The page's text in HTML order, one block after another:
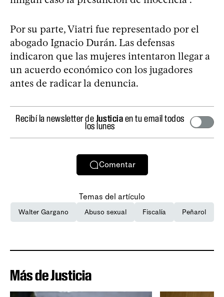
Por su parte, Viatri fue representado por el
abogado Ignacio Durán. Las defensas
indicaron que las mujeres intentaron llegar a
un acuerdo económico con los jugadores
antes de radicar la denuncia. ​
Recibí la newsletter deJusticiaen tu email todos
los lunes
Comentar
Temas del artículo
Walter Gargano Abuso sexual Fiscalía Peñarol
Más de Justicia